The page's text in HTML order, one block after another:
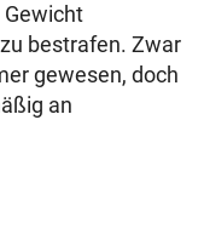
Gewicht
bestrafen. Zwar
gewesen, doch
an